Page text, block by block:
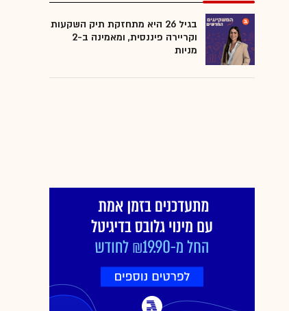
בגיל 26 היא מתחזקת תיק השקעות
וקריירה פיננסית, ומאמינה ב-2
מניות